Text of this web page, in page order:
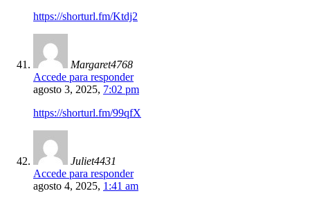
https://shorturl.fm/Ktdj2
Margaret4768
Accede para responder
agosto 3, 2025, 7:02 pm
https://shorturl.fm/99qfX
Juliet4431
Accede para responder
agosto 4, 2025, 1:41 am